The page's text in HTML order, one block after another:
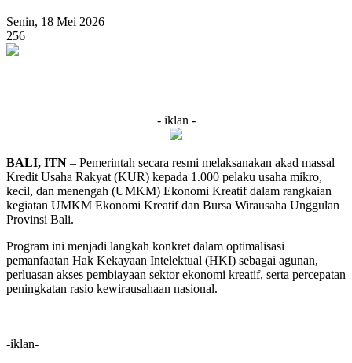
Senin, 18 Mei 2026
256
- iklan -
BALI, ITN – Pemerintah secara resmi melaksanakan akad massal
Kredit Usaha Rakyat (KUR) kepada 1.000 pelaku usaha mikro,
kecil, dan menengah (UMKM) Ekonomi Kreatif dalam rangkaian
kegiatan UMKM Ekonomi Kreatif dan Bursa Wirausaha Unggulan
Provinsi Bali.
Program ini menjadi langkah konkret dalam optimalisasi
pemanfaatan Hak Kekayaan Intelektual (HKI) sebagai agunan,
perluasan akses pembiayaan sektor ekonomi kreatif, serta percepatan
peningkatan rasio kewirausahaan nasional.
-iklan-